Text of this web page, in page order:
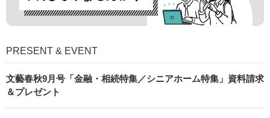
PRESENT & EVENT
文藝春秋9月号「金融・相続特集／シニアホーム特集」資料請求
＆プレゼント